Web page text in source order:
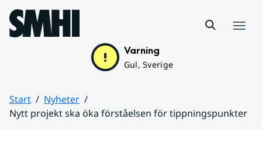
Hoppa till sidans innehåll
Varning
Gul, Sverige
Start
Nyheter
Nytt projekt ska öka förståelsen för tippningspunkter